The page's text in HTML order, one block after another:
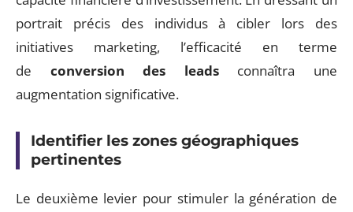
portrait précis des individus à cibler lors des
initiatives marketing, l’efficacité en terme
de conversion des leadsconnaîtra une
augmentation significative.
Identifier les zones géographiques
pertinentes
Le deuxième levier pour stimuler la génération de